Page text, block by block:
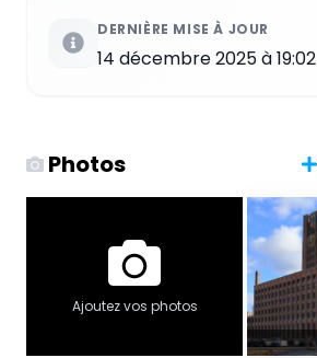
DERNIÈRE MISE À JOUR
14 décembre 2025 à 19:02
Photos
Ajoutez vos photos